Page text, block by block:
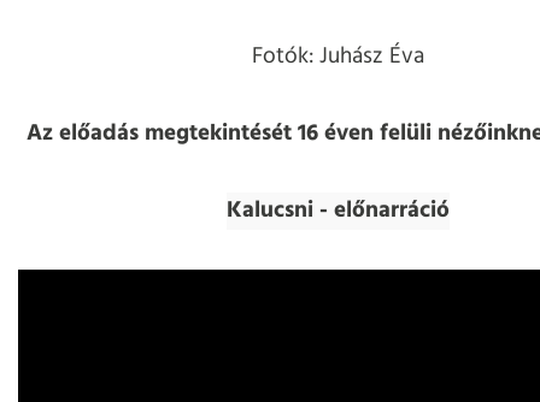
Fotók: Juhász Éva
Az előadás megtekintését 16 éven felüli
Kalucsni - előnarráció